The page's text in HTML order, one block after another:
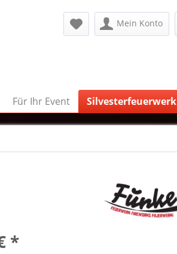
Mein Konto
Für Ihr Event Silvesterfeuerwerk
*